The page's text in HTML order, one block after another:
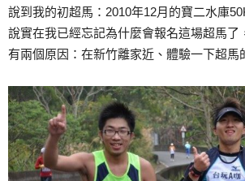
說到我的初超馬：2010年12月的寶二水庫
說實在我已經忘記為什麼會報名這場超馬了
有兩個原因：在新竹離家近、體驗一下超馬